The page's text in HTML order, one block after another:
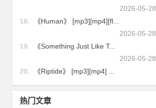
2026-05-28
18.
《Human》 [mp3][mp4][fl...
2026-05-28
19.
《Something Just Like T...
2026-05-28
20.
《Riptide》 [mp3][mp4] ...
热门文章